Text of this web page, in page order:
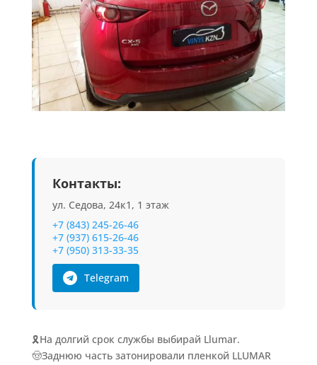
Контакты:
ул. Седова, 24к1, 1 этаж
+7 (843) 245-26-46
+7 (937) 615-26-46
+7 (950) 313-33-35
Telegram
🎗На долгий срок службы выбирай Llumar.
🤠Заднюю часть затонировали пленкой LLUMAR